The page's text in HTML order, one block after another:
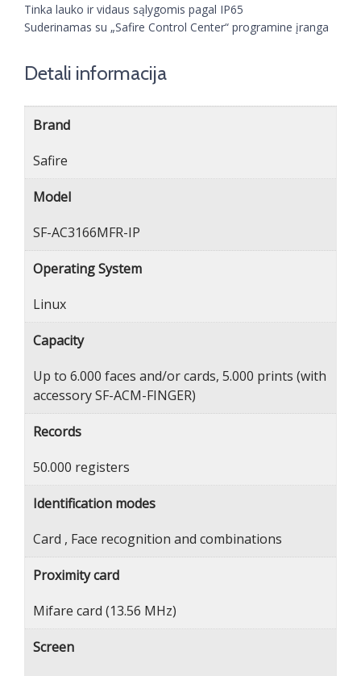
Tinka lauko ir vidaus sąlygomis pagal IP65
Suderinamas su „Safire Control Center“ programine įranga
Detali informacija
Brand
Safire
Model
SF-AC3166MFR-IP
Operating System
Linux
Capacity
Up to 6.000 faces and/or cards, 5.000 prints (with
accessory SF-ACM-FINGER)
Records
50.000 registers
Identification modes
Card , Face recognition and combinations
Proximity card
Mifare card (13.56 MHz)
Screen